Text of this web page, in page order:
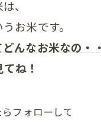
、
お米です。
んなお米なの・
ね！
フォローして